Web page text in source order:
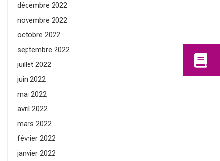
décembre 2022
novembre 2022
octobre 2022
septembre 2022
juillet 2022
juin 2022
mai 2022
avril 2022
mars 2022
février 2022
janvier 2022